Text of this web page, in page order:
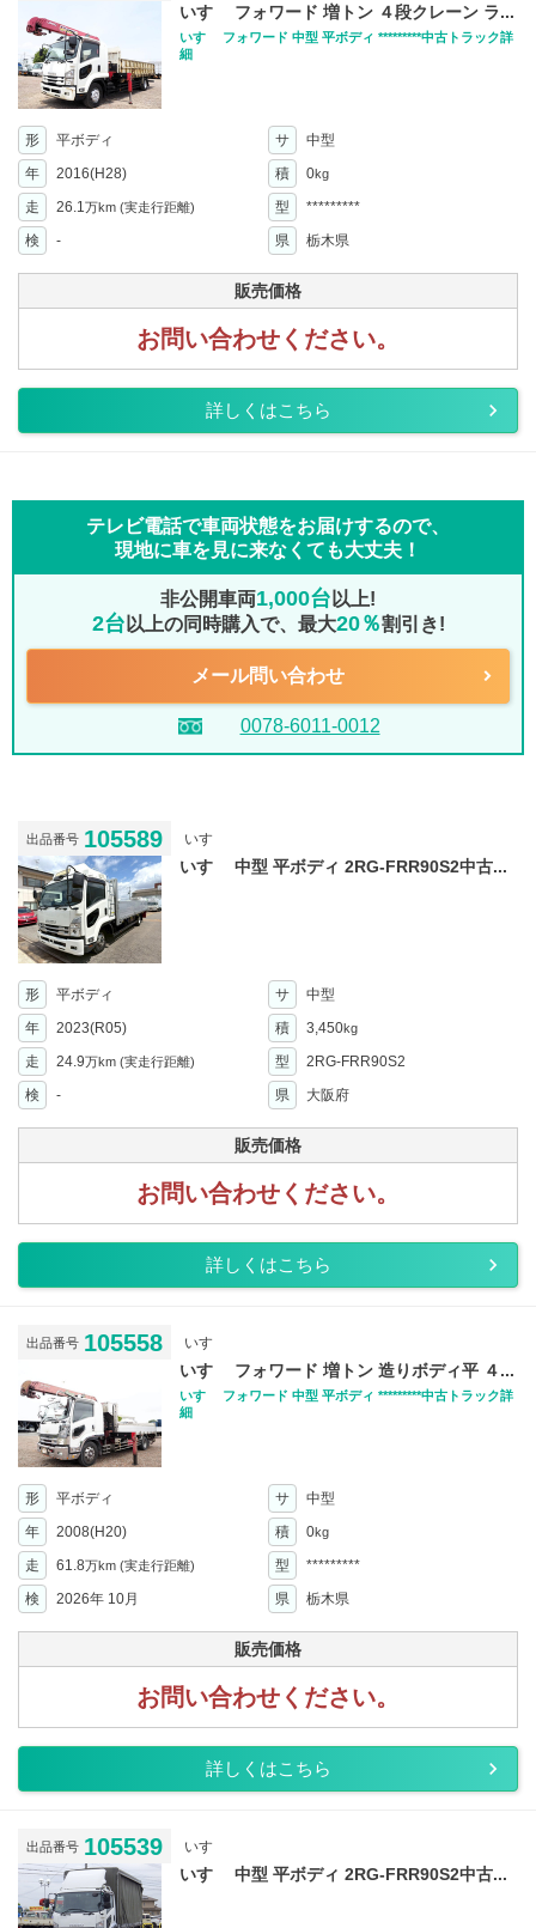
いすゞ フォワード 増トン ４段クレーン ラ...
いすゞ フォワード 中型 平ボディ *********中古トラック詳
細
形 平ボディ サ
中型
年
2016(H28) 積 0kg
走 26.1万km (実走行距離) 型
*********
検
- 県 栃木県
販売価格
お問い合わせください。
詳しくはこちら
テレビ電話で車両状態をお届けするので、
現地に車を見に来なくても大丈夫！
非公開車両1,000台 以上!
2台 以上の同時購入で、最大20％割引き!
メール問い合わせ
0078-6011-0012
出品番号 105589 いすゞ
いすゞ 中型 平ボディ 2RG-FRR90S2中古...
形 平ボディ サ
中型
年
2023(R05) 積 3,450kg
走 24.9万km (実走行距離) 型
2RG-FRR90S2
検
- 県 大阪府
販売価格
お問い合わせください。
詳しくはこちら
出品番号 105558 いすゞ
いすゞ フォワード 増トン 造りボディ平 ４...
いすゞ フォワード 中型 平ボディ *********中古トラック詳
細
形 平ボディ サ
中型
年
2008(H20) 積 0kg
走 61.8万km (実走行距離) 型
*********
検
2026年 10月 県 栃木県
販売価格
お問い合わせください。
詳しくはこちら
出品番号 105539 いすゞ
いすゞ 中型 平ボディ 2RG-FRR90S2中古...